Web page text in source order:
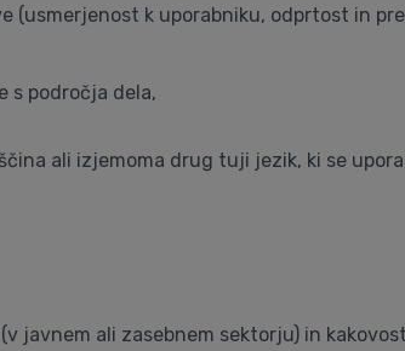
(usmerjenost k uporabniku, odprtost in
s področja dela,
ali izjemoma drug tuji jezik, ki se
javnem ali zasebnem sektorju) in